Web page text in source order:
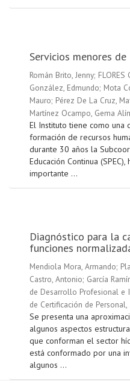
Servicios menores
Román Brito, Jenny; FLORES
González, Edmundo; Mota
Mauro; Pérez De La Cruz,
Martínez Ocampo, Gema Alín
El Instituto tiene como una
formación de recursos
durante 30 años la
Educación Continua
importante ...
Diagnóstico para la
funciones
Mendiola Mora, Armando;
Castro, Antonio; García
de Desarrollo Profesional e
de Certificación de Personal,
Se presenta una
algunos aspectos
que conforman el sector
está conformado por una
algunos ...